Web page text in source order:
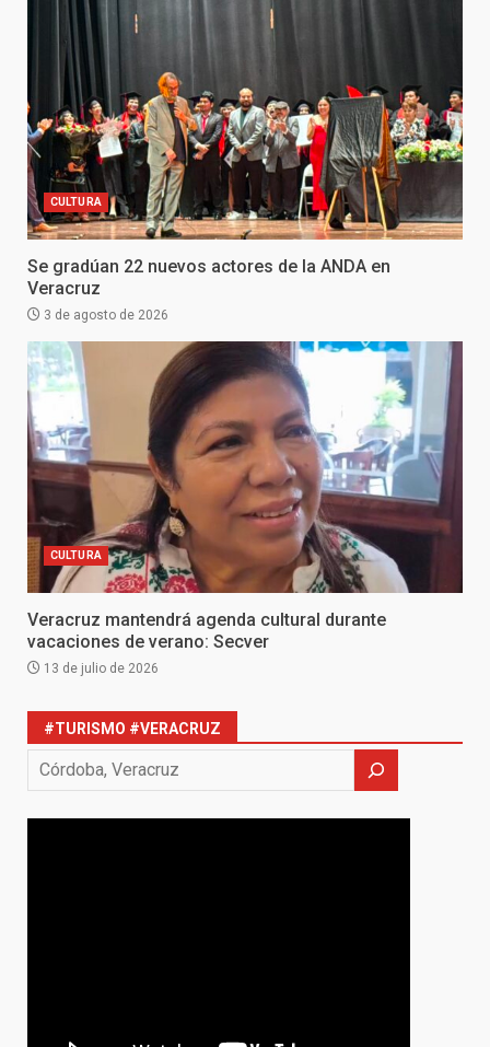
CULTURA
Se gradúan 22 nuevos actores de la ANDA en
Veracruz
3 de agosto de 2026
CULTURA
Veracruz mantendrá agenda cultural durante
vacaciones de verano: Secver
13 de julio de 2026
#TURISMO #VERACRUZ